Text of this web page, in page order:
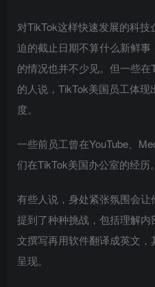
对TikTok这样快速发展的科
迫的截止日期不算什么新鲜
的情况也并不少见。但一些
的人说，TikTok美国员工体
度。
一些前员工曾在YouTube、
们在TikTok美国办公室的经历。
有些人说，身处紧张氛围会
提到了种种挑战，包括理解
文撰写再用软件翻译成英文
呈现。